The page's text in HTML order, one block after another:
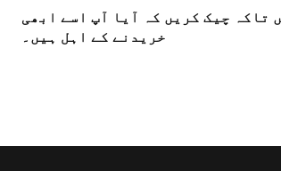
تاکہ چیک کریں کہ آیا آپ اسے ابھی
خریدنے کے اہل ہیں۔